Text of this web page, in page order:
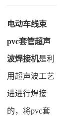
电动车线束
pvc套管超声
波焊接机是利
用超声波工艺
进进行焊接
的，将pvc套